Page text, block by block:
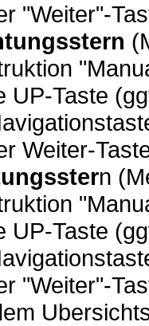
"Weiter"-
UP-Taste
Weiter-
n
UP-Taste
"Weiter"-